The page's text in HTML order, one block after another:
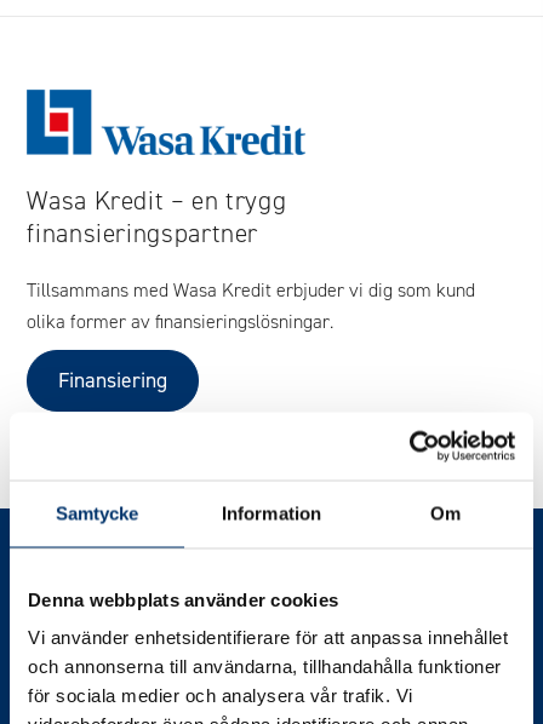
Samtycke Information Om
Denna webbplats använder cookies
Vi använder enhetsidentifierare för att anpassa innehållet
och annonserna till användarna, tillhandahålla funktioner
för sociala medier och analysera vår trafik. Vi
Wasa Kredit – en trygg
finansieringspartner
Tillsammans med Wasa Kredit erbjuder vi dig som kund
olika former av finansieringslösningar.
Finansiering
Vi erbjuder kostnadsfria hembesök i Stockholm,Göteborg&
Malmö.Boka ditt hembesökredan idag!